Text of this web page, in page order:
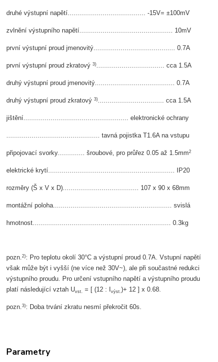
druhé výstupní napětí........................................ -15V= ±100mV
zvlnění výstupního napětí................................................ 10mV
první výstupní proud jmenovitý.......................................... 0.7A
první výstupní proud zkratový3)................................... cca 1.5A
druhý výstupní proud jmenovitý......................................... 0.7A
druhý výstupní proud zkratový3).................................. cca 1.5A
jištění...................................................... elektronické ochrany
................................................ tavná pojistka T1.6A na vstupu
připojovací svorky.............. šroubové, pro průřez 0.05 až 1.5mm2
elektrické krytí................................................................. IP20
rozměry (Š x V x D)....................................... 107 x 90 x 68mm
montážní poloha............................................................. svislá
hmotnost....................................................................... 0.3kg
pozn.2): Pro teplotu okolí 30°C a výstupní proud 0.7A. Vstupní napětí
však může být i vyšší (ne více než 30V~), ale při součastné redukci
výstupního proudu. Pro určení vstupního napětí a výstupního proudu
platí následující vztah Uvst. = [ (12 : Ivýst. )+ 12 ] x 0.68.
pozn.3): Doba trvání zkratu nesmí překročit 60s.
Parametry